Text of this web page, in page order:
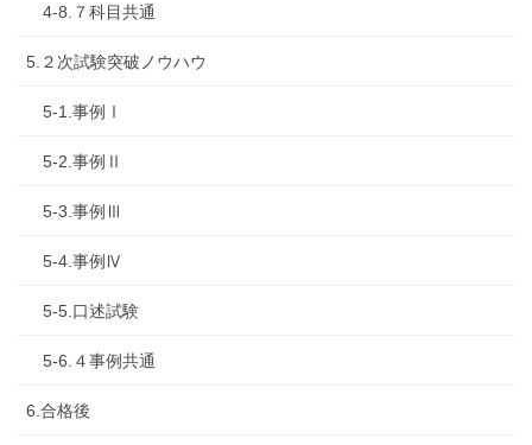
4-8.７科目共通
5.２次試験突破ノウハウ
5-1.事例Ⅰ
5-2.事例Ⅱ
5-3.事例Ⅲ
5-4.事例Ⅳ
5-5.口述試験
5-6.４事例共通
6.合格後